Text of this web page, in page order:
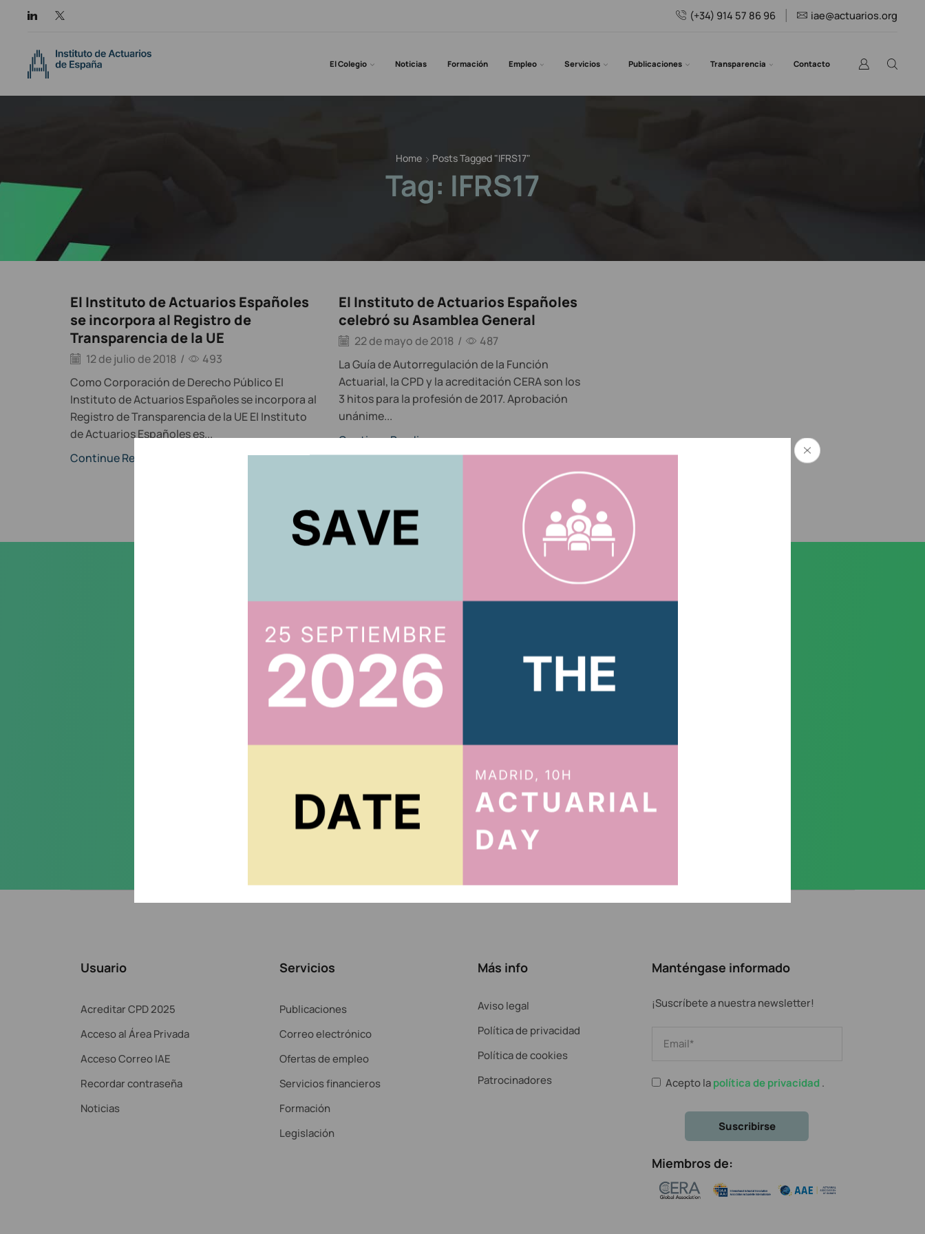
(+34) 914 57 86 96 iae@actuarios.org
El Colegio Noticias Formación Empleo Servicios Publicaciones Transparencia Contacto
Home Posts Tagged "IFRS17"
Tag: IFRS17
El Instituto de Actuarios Españoles
se incorpora al Registro de
Transparencia de la UE
12 de julio de 2018 /
493
Como Corporación de Derecho Público El
Instituto de Actuarios Españoles se incorpora al
Registro de Transparencia de la UE El Instituto
de Actuarios Españoles es...
Continue Reading
El Instituto de Actuarios Españoles
celebró su Asamblea General
22 de mayo de 2018 /
487
La Guía de Autorregulación de la Función
Actuarial, la CPD y la acreditación CERA son los
3 hitos para la profesión de 2017. Aprobación
unánime...
Continue Reading
Suscríbete al boletín
Te mantendremos al tanto de todo
Usuario
Acreditar CPD 2025
Acceso al Área Privada
Acceso Correo IAE
Recordar contraseña
Noticias
Servicios
Publicaciones
Correo electrónico
Ofertas de empleo
Servicios financieros
Formación
Legislación
Más info
Aviso legal
Política de privacidad
Política de cookies
Patrocinadores
Manténgase informado
¡Suscríbete a nuestra newsletter!
Acepto lapolítica de privacidad .
Miembros de: